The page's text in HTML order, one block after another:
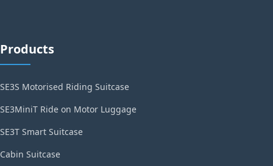
Products
SE3S Motorised Riding Suitcase
SE3MiniT Ride on Motor Luggage
SE3T Smart Suitcase
Cabin Suitcase